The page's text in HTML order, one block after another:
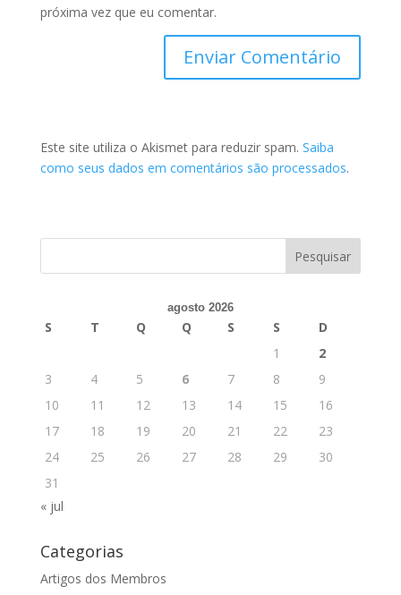
próxima vez que eu comentar.
Este site utiliza o Akismet para reduzir spam. Saiba
como seus dados em comentários são processados.
agosto 2026
S T Q Q S S
D
1
2
3
4 5 6 7 8
9
10
11 12 13 14 15
16
17
18 19 20 21 22
23
24
25 26 27 28 29
30
31
« jul
Categorias
Artigos dos Membros